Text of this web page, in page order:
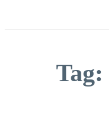
Tag: